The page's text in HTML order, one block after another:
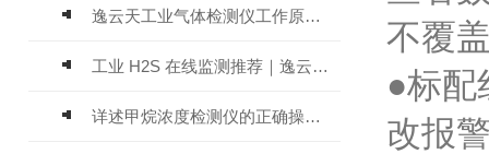
逸云天工业气体检测仪工作原理与选型标准详解
工业 H2S 在线监测推荐｜逸云天 MIC-600-H2S 固定式硫化氢检测仪评测
详述甲烷浓度检测仪的正确操作使用方法
不覆
●标配
改报